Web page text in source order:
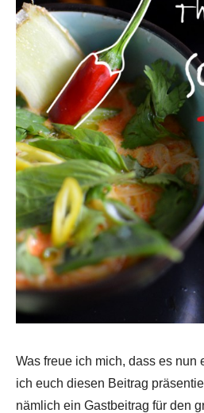
Was freue ich mich, dass es nun
ich euch diesen Beitrag
nämlich ein Gastbeitrag für den